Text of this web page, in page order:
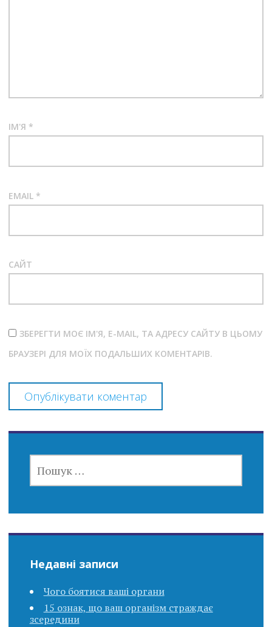
ІМ'Я *
EMAIL *
САЙТ
ЗБЕРЕГТИ МОЄ ІМ'Я, E-MAIL, ТА АДРЕСУ САЙТУ В ЦЬОМУ
БРАУЗЕРІ ДЛЯ МОЇХ ПОДАЛЬШИХ КОМЕНТАРІВ.
Недавні записи
Чого боятися ваші органи
15 ознак, що ваш організм страждає
зсередини